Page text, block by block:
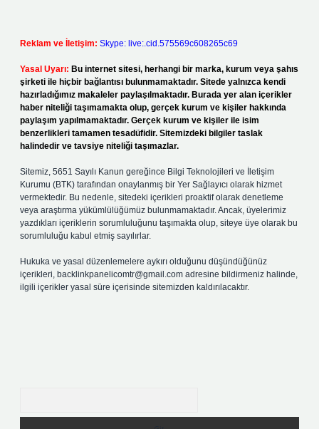
Reklam ve İletişim: Skype: live:.cid.575569c608265c69
Yasal Uyarı: Bu internet sitesi, herhangi bir marka, kurum veya şahıs
şirketi ile hiçbir bağlantısı bulunmamaktadır. Sitede yalnızca kendi
hazırladığımız makaleler paylaşılmaktadır. Burada yer alan içerikler
haber niteliği taşımamakta olup, gerçek kurum ve kişiler hakkında
paylaşım yapılmamaktadır. Gerçek kurum ve kişiler ile isim
benzerlikleri tamamen tesadüfidir. Sitemizdeki bilgiler taslak
halindedir ve tavsiye niteliği taşımazlar.
Sitemiz, 5651 Sayılı Kanun gereğince Bilgi Teknolojileri ve İletişim
Kurumu (BTK) tarafından onaylanmış bir Yer Sağlayıcı olarak hizmet
vermektedir. Bu nedenle, sitedeki içerikleri proaktif olarak denetleme
veya araştırma yükümlülüğümüz bulunmamaktadır. Ancak, üyelerimiz
yazdıkları içeriklerin sorumluluğunu taşımakta olup, siteye üye olarak bu
sorumluluğu kabul etmiş sayılırlar.
Hukuka ve yasal düzenlemelere aykırı olduğunu düşündüğünüz
içerikleri, backlinkpanelicomtr@gmail.com adresine bildirmeniz halinde,
ilgili içerikler yasal süre içerisinde sitemizden kaldırılacaktır.